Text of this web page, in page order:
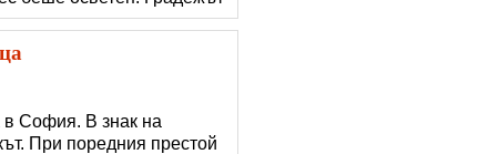
на частни дарения.
в София. В знак на
При поредния престой